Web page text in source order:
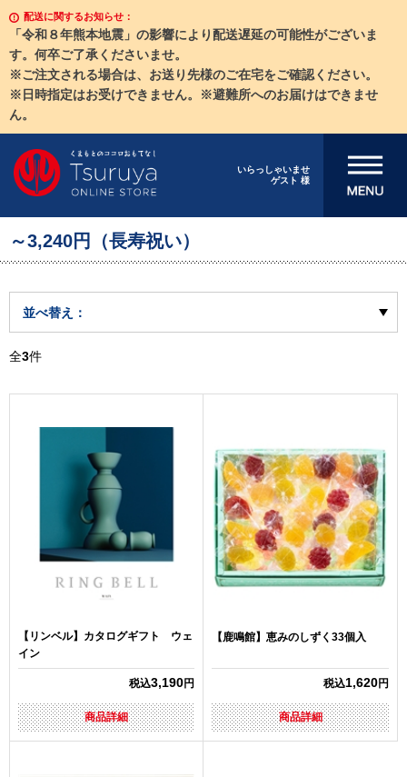
配送に関するお知らせ：
「令和８年熊本地震」の影響により配送遅延の可能性がございま
す。何卒ご了承くださいませ。
※ご注文される場合は、お送り先様のご在宅をご確認ください。
※日時指定はお受けできません。※避難所へのお届けはできませ
ん。
いらっしゃいませ
ゲスト 様
メニューを開
～3,240円（長寿祝い）
並べ替え：
全3件
【リンベル】カタログギフト ウェ
イン
税込3,190円
商品詳細
【鹿鳴館】恵みのしずく33個入
税込1,620円
商品詳細